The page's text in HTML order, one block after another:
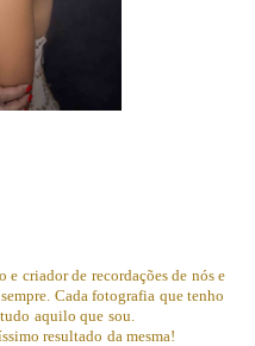
criador de recordações de nós e
Cada fotografia que tenho
aquilo que sou.
resultado da mesma!